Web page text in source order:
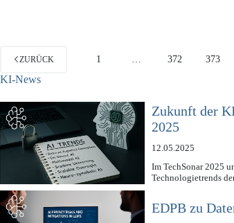
ZURÜCK 1 372 373
KI-News
Zukunft der
2025
12.05.2025
Im TechSonar 2025
Technologietrends
EDPB zu